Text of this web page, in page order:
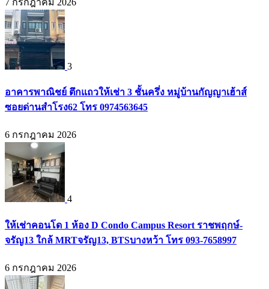
3
อาคารพาณิชย์ ตึกแถวให้เช่า 3 ชั้นครึ่ง หมู่บ้านกัญญาเฮ้าส์
ซอยด่านสำโรง62 โทร 0974563645
6 กรกฎาคม 2026
4
ให้เช่าคอนโด 1 ห้อง D Condo Campus Resort ราชพฤกษ์-
จรัญ13 ใกล้ MRTจรัญ13, BTSบางหว้า โทร 093-7658997
6 กรกฎาคม 2026